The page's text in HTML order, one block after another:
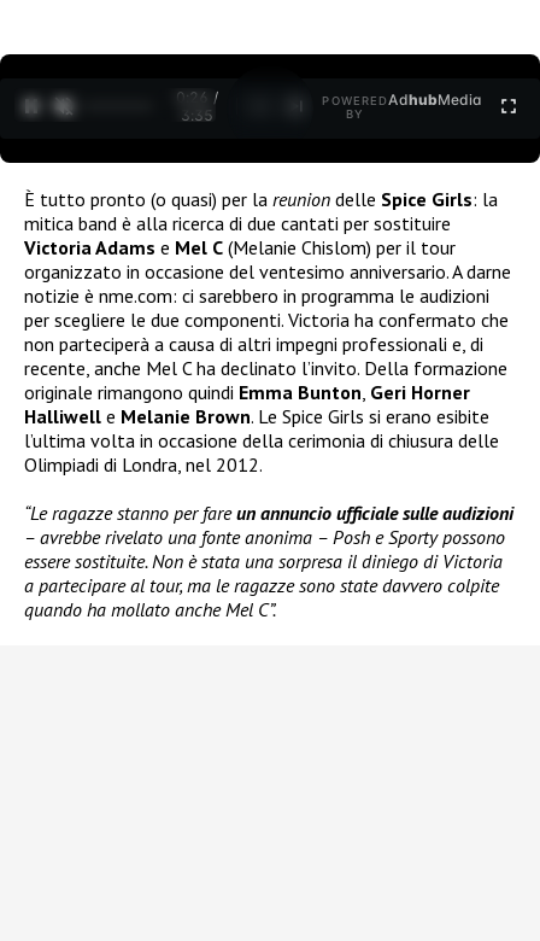
0:26 /
3:35
POWERED
BY
AdhubMedia
È tutto pronto (o quasi) per la reunion delle Spice Girls: la
mitica band è alla ricerca di due cantati per sostituire
Victoria Adams e Mel C (Melanie Chislom) per il tour
organizzato in occasione del ventesimo anniversario. A darne
notizie è nme.com: ci sarebbero in programma le audizioni
per scegliere le due componenti. Victoria ha confermato che
non parteciperà a causa di altri impegni professionali e, di
recente, anche Mel C ha declinato l’invito. Della formazione
originale rimangono quindi Emma Bunton Geri Horner
Halliwell e Melanie Brown. Le Spice Girls si erano esibite
l’ultima volta in occasione della cerimonia di chiusura delle
Olimpiadi di Londra, nel 2012.
“Le ragazze stanno per fareun annuncio ufficiale sulle audizioni
– avrebbe rivelato una fonte anonima – Posh e Sporty possono
essere sostituite. Non è stata una sorpresa il diniego di Victoria
a partecipare al tour, ma le ragazze sono state davvero colpite
quando ha mollato anche Mel C”.